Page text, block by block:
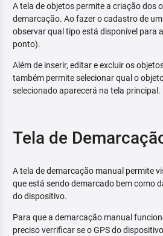
A tela de objetos permite a criação dos
demarcação. Ao fazer o cadastro de um
observar qual tipo está disponível para
ponto).
Além de inserir, editar e excluir os
também permite selecionar qual o
selecionado aparecerá na tela principal.
Tela de
A tela de demarcação manual permite
que está sendo demarcado bem como
do dispositivo.
Para que a demarcação manual
preciso verrificar se o GPS do